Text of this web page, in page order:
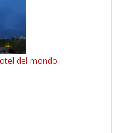
del mondo